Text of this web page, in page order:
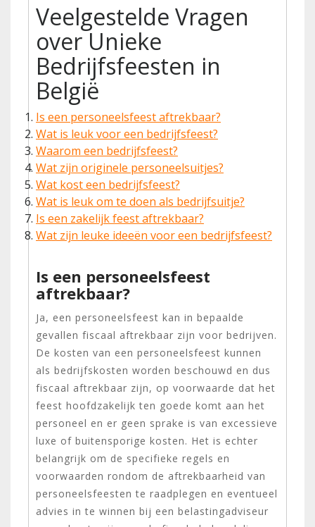
Veelgestelde Vragen
over Unieke
Bedrijfsfeesten in
België
Is een personeelsfeest aftrekbaar?
Wat is leuk voor een bedrijfsfeest?
Waarom een bedrijfsfeest?
Wat zijn originele personeelsuitjes?
Wat kost een bedrijfsfeest?
Wat is leuk om te doen als bedrijfsuitje?
Is een zakelijk feest aftrekbaar?
Wat zijn leuke ideeën voor een bedrijfsfeest?
Is een personeelsfeest
aftrekbaar?
Ja, een personeelsfeest kan in bepaalde
gevallen fiscaal aftrekbaar zijn voor bedrijven.
De kosten van een personeelsfeest kunnen
als bedrijfskosten worden beschouwd en dus
fiscaal aftrekbaar zijn, op voorwaarde dat het
feest hoofdzakelijk ten goede komt aan het
personeel en er geen sprake is van excessieve
luxe of buitensporige kosten. Het is echter
belangrijk om de specifieke regels en
voorwaarden rondom de aftrekbaarheid van
personeelsfeesten te raadplegen en eventueel
advies in te winnen bij een belastingadviseur